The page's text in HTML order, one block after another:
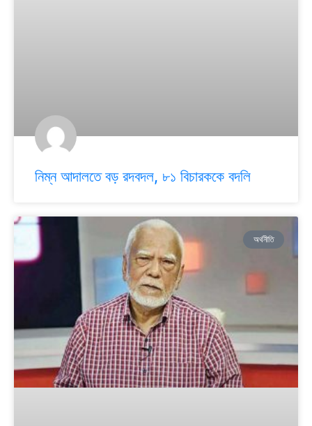
নিম্ন আদালতে বড় রদবদল, ৮১ বিচারককে বদলি
অর্থনীতি